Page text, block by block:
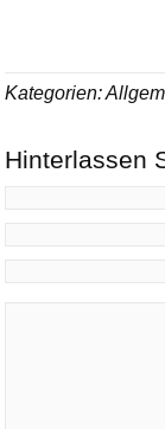
Kategorien:
Hinterlassen